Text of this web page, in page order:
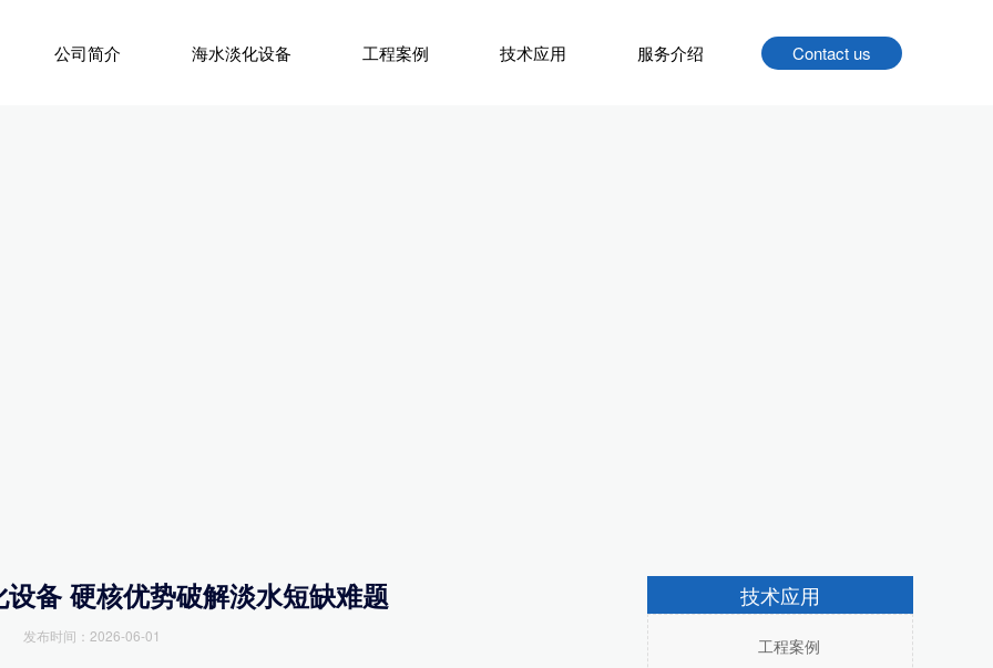
公司简介 海水淡化设备 工程案例 技术应用 服务介绍 Contact us
备 硬核优势破解淡水短缺难题
发布时间：2026-06-01
技术应用
工程案例